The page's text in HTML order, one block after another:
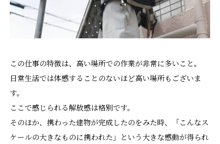
この仕事の特徴は、高い場所での作業が非常に多いこと。
日常生活では体感することのないほど高い場所もございま
す。
ここで感じられる解放感は格別です。
そのほか、携わった建物が完成したのをみた時、「こんなス
ケールの大きなものに携われた」という大きな感動が得られ